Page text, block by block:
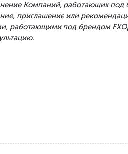
Компаний, работающих под
приглашение или
работающими под брендом